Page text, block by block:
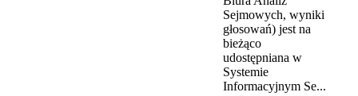
Sejmowych, wyniki
głosowań) jest na
bieżąco
udostępniana w
Systemie
Informacyjnym Se...